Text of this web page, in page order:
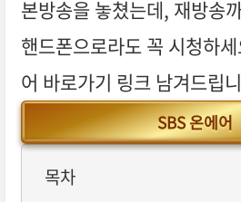
본방송을 놓쳤는데, 재방송
핸드폰으로라도 꼭 시청하
어 바로가기 링크 남겨드립
SBS 온에어
목차